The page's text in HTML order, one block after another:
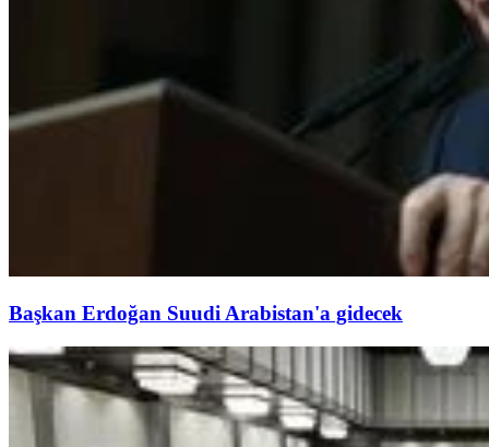
Başkan Erdoğan Suudi Arabistan'a gidecek